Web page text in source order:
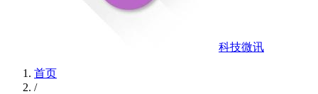
科技微讯
首页
/